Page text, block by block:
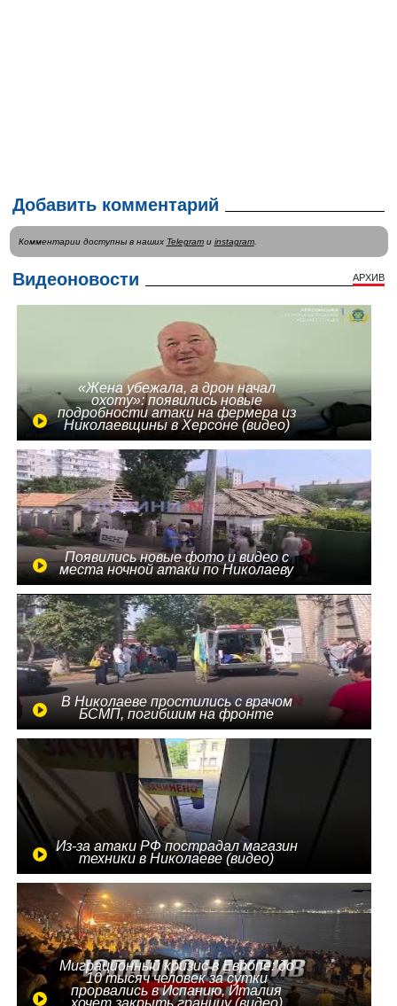
Добавить комментарий
Комментарии доступны в наших Telegramи instagram.
Видеоновости АРХИВ
«Жена убежала, а дрон начал
охоту»: появились новые
подробности атаки на фермера из
Николаевщины в Херсоне (видео)
Появились новые фото и видео с
места ночной атаки по Николаеву
В Николаеве простились с врачом
БСМП, погибшим на фронте
Из-за атаки РФ пострадал магазин
техники в Николаеве (видео)
Миграционный кризис в Европе: до
10 тысяч человек за сутки
прорвались в Испанию, Италия
хочет закрыть границу (видео)